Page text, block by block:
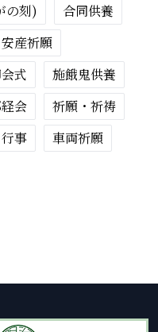
の刻)
合同供養
安産祈願
式
施餓鬼供養
会
祈願・祈祷
行事
車両祈願